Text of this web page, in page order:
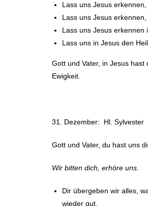
Lass uns Jesus
Lass uns Jesus
Lass uns Jesus erkennen
Lass uns in Jesus den
Gott und Vater, in Jesus
Ewigkeit.
31. Dezember: Hl. Sylvester
Gott und Vater, du hast uns
Wir bitten dich, erhöre uns.
Dir übergeben wir alles,
wieder gut.